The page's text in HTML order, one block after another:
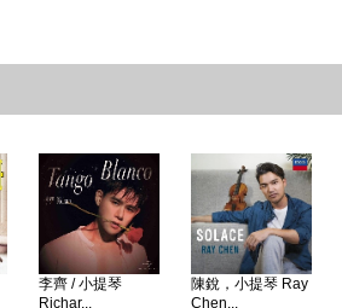
李齊 / 小提琴
Richar...
陳銳，小提琴 Ray
Chen...